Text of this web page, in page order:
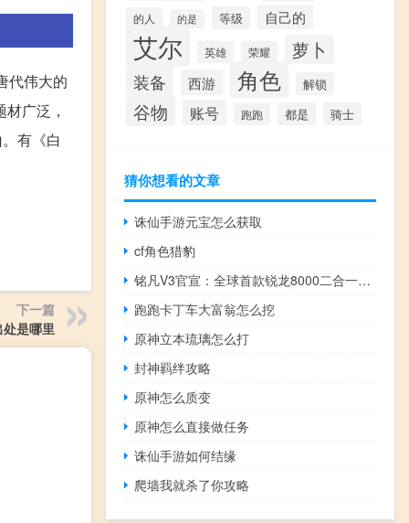
代伟大的
广泛，
有《白
下一篇
是哪里
的人 的是 等级 自己的
艾尔 英雄 荣耀
萝卜
装备
西游 角色 解锁
谷物 账号 跑跑 都是 骑士
猜你想看的文章
诛仙手游元宝怎么获取
cf角色猎豹
铭凡V3官宣：全球首款锐龙8000二合一笔记本
跑跑卡丁车大富翁怎么挖
原神立本琉璃怎么打
封神羁绊攻略
原神怎么质变
原神怎么直接做任务
诛仙手游如何结缘
爬墙我就杀了你攻略